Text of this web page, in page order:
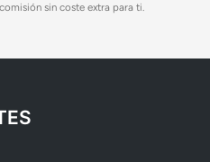
sin coste extra para ti.